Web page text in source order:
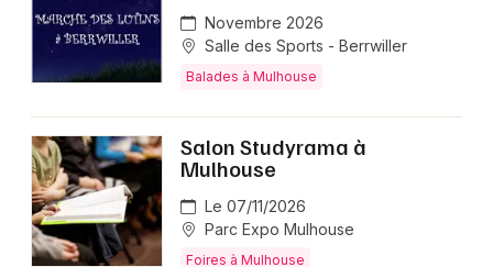
Novembre 2026
Salle des Sports - Berrwiller
Balades à Mulhouse
Salon Studyrama à
Mulhouse
Le 07/11/2026
Parc Expo Mulhouse
Foires à Mulhouse